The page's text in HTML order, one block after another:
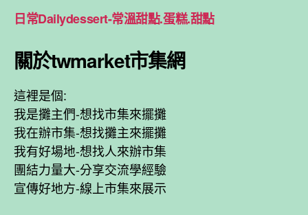
日常Dailydessert-常溫甜點.蛋糕.甜點
關於twmarket市集網
這裡是個:
我是攤主們-想找市集來擺攤
我在辦市集-想找攤主來擺攤
我有好場地-想找人來辦市集
團結力量大-分享交流學經驗
宣傳好地方-線上市集來展示